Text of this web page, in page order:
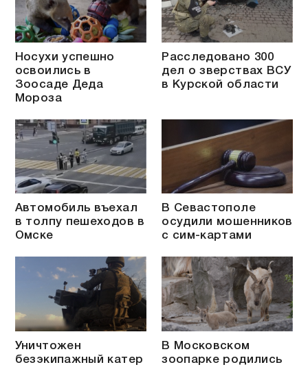
Носухи успешно
освоились в
Зоосаде Деда
Мороза
Расследовано 300
дел о зверствах ВСУ
в Курской области
Автомобиль въехал
в толпу пешеходов в
Омске
В Севастополе
осудили мошенников
с сим-картами
Уничтожен
безэкипажный катер
В Московском
зоопарке родились